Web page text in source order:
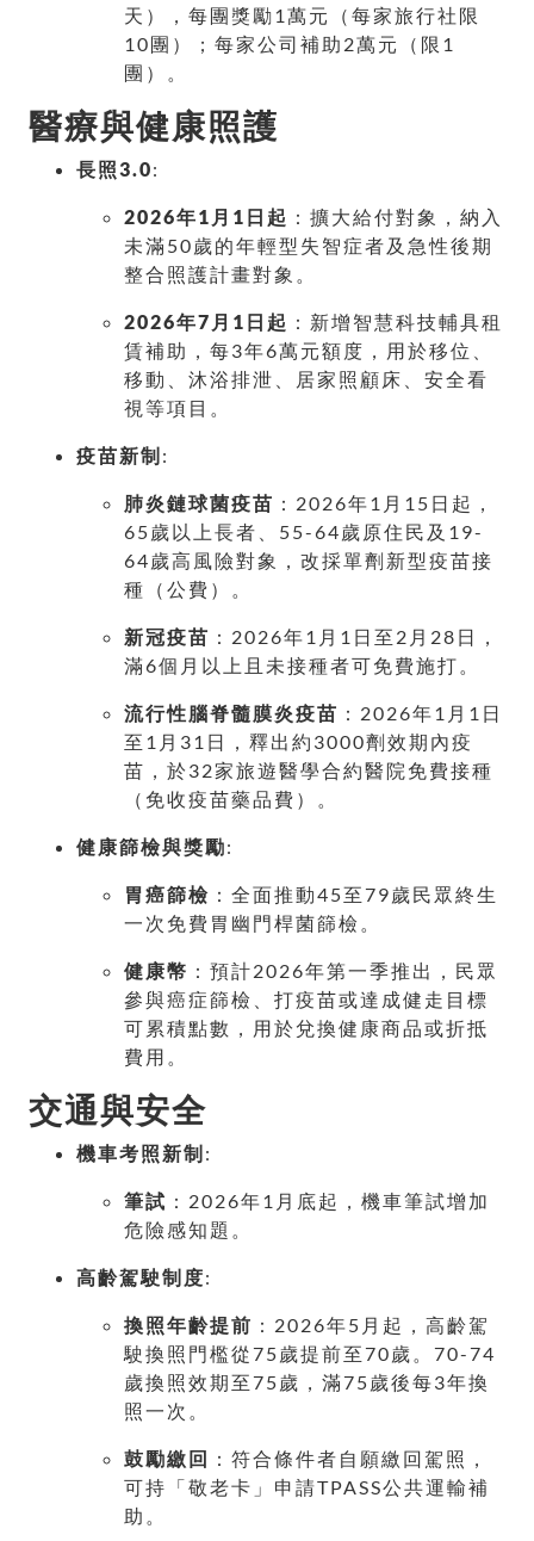
天），每團獎勵1萬元（每家旅行社限
10團）；每家公司補助2萬元（限1
團）。
醫療與健康照護
長照3.0:
2026年1月1日起 ：擴大給付對象，納入
未滿50歲的年輕型失智症者及急性後期
整合照護計畫對象。
2026年7月1日起 ：新增智慧科技輔具租
賃補助，每3年6萬元額度，用於移位、
移動、沐浴排泄、居家照顧床、安全看
視等項目。
疫苗新制 :
肺炎鏈球菌疫苗 ：2026年1月15日起，
65歲以上長者、55-64歲原住民及19-
64歲高風險對象，改採單劑新型疫苗接
種（公費）。
新冠疫苗 ：2026年1月1日至2月28日，
滿6個月以上且未接種者可免費施打。
流行性腦脊髓膜炎疫苗 ：2026年1月1日
至1月31日，釋出約3000劑效期內疫
苗，於32家旅遊醫學合約醫院免費接種
（免收疫苗藥品費）。
健康篩檢與獎勵:
胃癌篩檢 ：全面推動45至79歲民眾終生
一次免費胃幽門桿菌篩檢。
健康幣 ：預計2026年第一季推出，民眾
參與癌症篩檢、打疫苗或達成健走目標
可累積點數，用於兌換健康商品或折抵
費用。
交通與安全
機車考照新制 :
筆試 ：2026年1月底起，機車筆試增加
危險感知題。
高齡駕駛制度:
換照年齡提前 ：2026年5月起，高齡駕
駛換照門檻從75歲提前至70歲。70-74
歲換照效期至75歲，滿75歲後每3年換
照一次。
鼓勵繳回
：符合條件者自願繳回駕照，
可持「敬老卡」申請TPASS公共運輸補
助。